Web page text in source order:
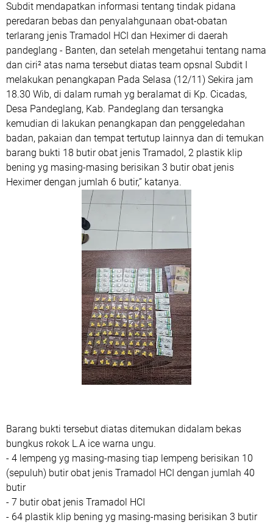
Subdit mendapatkan informasi tentang tindak pidana
peredaran bebas dan penyalahgunaan obat-obatan
terlarang jenis Tramadol HCI dan Heximer di daerah
pandeglang - Banten, dan setelah mengetahui tentang nama
dan ciri² atas nama tersebut diatas team opsnal Subdit I
melakukan penangkapan Pada Selasa (12/11) Sekira jam
18.30 Wib, di dalam rumah yg beralamat di Kp. Cicadas,
Desa Pandeglang, Kab. Pandeglang dan tersangka
kemudian di lakukan penangkapan dan penggeledahan
badan, pakaian dan tempat tertutup lainnya dan di temukan
barang bukti 18 butir obat jenis Tramadol, 2 plastik klip
bening yg masing-masing berisikan 3 butir obat jenis
Heximer dengan jumlah 6 butir,” katanya.
Barang bukti tersebut diatas ditemukan didalam bekas
bungkus rokok L.A ice warna ungu.
- 4 lempeng yg masing-masing tiap lempeng berisikan 10
(sepuluh) butir obat jenis Tramadol HCI dengan jumlah 40
butir
- 7 butir obat jenis Tramadol HCI
- 64 plastik klip bening yg masing-masing berisikan 3 butir